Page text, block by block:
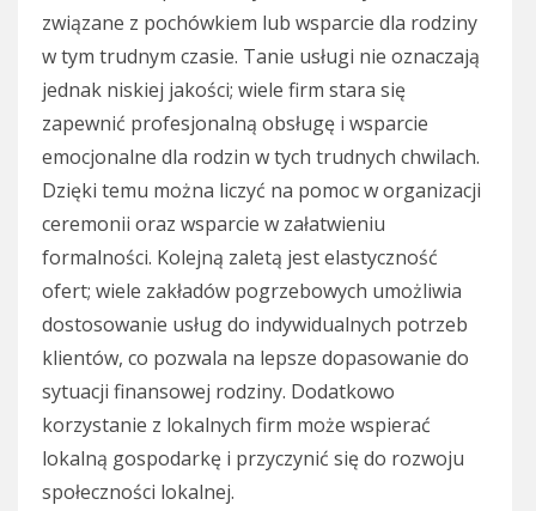
związane z pochówkiem lub wsparcie dla rodziny
w tym trudnym czasie. Tanie usługi nie oznaczają
jednak niskiej jakości; wiele firm stara się
zapewnić profesjonalną obsługę i wsparcie
emocjonalne dla rodzin w tych trudnych chwilach.
Dzięki temu można liczyć na pomoc w organizacji
ceremonii oraz wsparcie w załatwieniu
formalności. Kolejną zaletą jest elastyczność
ofert; wiele zakładów pogrzebowych umożliwia
dostosowanie usług do indywidualnych potrzeb
klientów, co pozwala na lepsze dopasowanie do
sytuacji finansowej rodziny. Dodatkowo
korzystanie z lokalnych firm może wspierać
lokalną gospodarkę i przyczynić się do rozwoju
społeczności lokalnej.